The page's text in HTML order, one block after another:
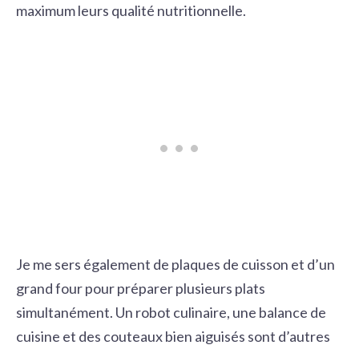
maximum leurs qualité nutritionnelle.
Je me sers également de plaques de cuisson et d’un
grand four pour préparer plusieurs plats
simultanément. Un robot culinaire, une balance de
cuisine et des couteaux bien aiguisés sont d’autres